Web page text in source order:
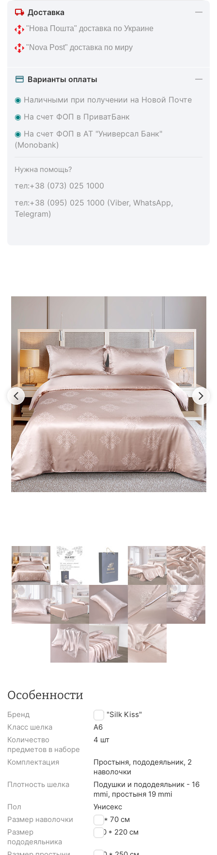
Доставка
"Нова Пошта" доставка по Украине
"Nova Post" доставка по миру
Варианты оплаты
◉ Наличными при получении на Новой Почте
◉ На счет ФОП в ПриватБанк
◉ На счет ФОП в АТ "Универсал Банк"
(Monobank)
Нужна помощь?
тел:+38 (073) 025 1000
тел:+38 (095) 025 1000 (Viber, WhatsApp,
Telegram)
Особенности
Бренд
TM "Silk Kiss"
Класс шелка
A6
Количество
предметов в наборе
4 шт
Комплектация
Простыня, пододеяльник, 2
наволочки
Плотность шелка
Подушки и пододеяльник - 16
mmi, простыня 19 mmi
Пол
Унисекс
Размер наволочки
50 * 70 см
Размер
пододеяльника
200 * 220 см